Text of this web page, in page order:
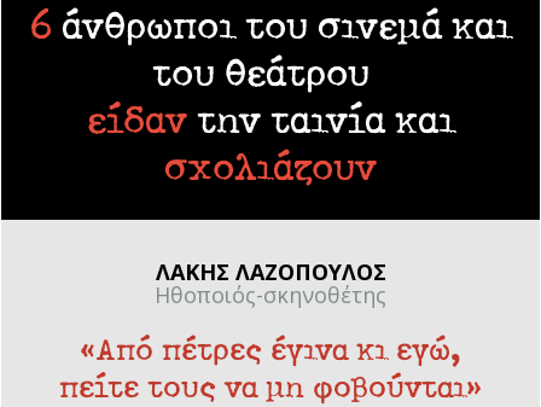
6 άνθρωποι του σινεμά και
του θεάτρου
είδαν την ταινία και
σχολιάζουν
ΛΑΚΗΣ ΛΑΖΟΠΟΥΛΟΣ
Ηθοποιός-σκηνοθέτης
«Από πέτρες έγινα κι εγώ,
πείτε τους να μη φοβούνται»